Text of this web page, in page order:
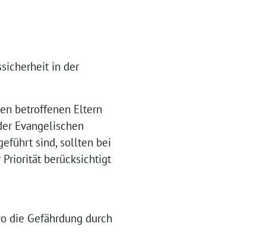
in der
betroffenen Eltern
Evangelischen
sind, sollten bei
Priorität berücksichtigt
die Gefährdung durch